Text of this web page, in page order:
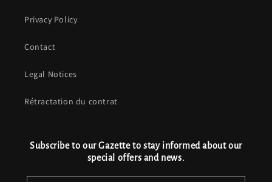
Privacy Policy
Contact
Legal Notices
Rétractation du contrat
Subscribe to our Gazette to stay informed about our
special offers and news.